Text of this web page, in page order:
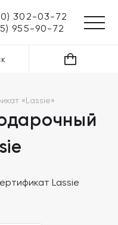
302-03-72
955-90-72
«Lassie»